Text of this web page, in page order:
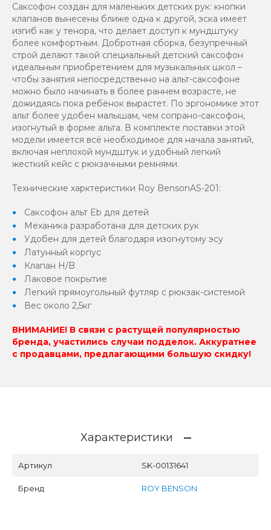
Саксофон создан для маленьких детских рук: кнопки
клапанов вынесены ближе одна к другой, эска имеет
изгиб как у тенора, что делает доступ к мундштуку
более комфортным. Добротная сборка, безупречный
строй делают такой специальный детский саксофон
идеальным приобретением для музыкальных школ –
чтобы занятия непосредственно на альт-саксофоне
можно было начинать в более раннем возрасте, не
дожидаясь пока ребёнок вырастет. По эргономике этот
альт более удобен малышам, чем сопрано-саксофон,
изогнутый в форме альта. В комплекте поставки этой
модели имеется всё необходимое для начала занятий,
включая неплохой мундштук и удобный легкий
жесткий кейс с рюкзачными ремнями.
Технические харктеристики Roy BensonAS-201:
Саксофон альт Eb для детей
Механика разработана для детских рук
Удобен для детей благодаря изогнутому эсу
Латунный корпус
Клапан H/B
Лаковое покрытие
Легкий прямоугольный футляр с рюкзак-системой
Вес около 2,5кг
ВНИМАНИЕ! В связи с растущей популярностью
бренда, участились случаи подделок. Аккуратнее
с продавцами, предлагающими большую скидку!
Характеристики
Артикул SK-00131641
Бренд ROY BENSON